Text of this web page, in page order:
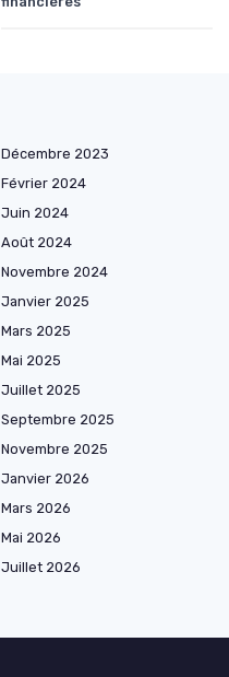
Décembre 2023
Février 2024
Juin 2024
Août 2024
Novembre 2024
Janvier 2025
Mars 2025
Mai 2025
Juillet 2025
Septembre 2025
Novembre 2025
Janvier 2026
Mars 2026
Mai 2026
Juillet 2026